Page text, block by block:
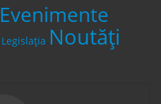
Evenimente
Legislaţia Noutăți